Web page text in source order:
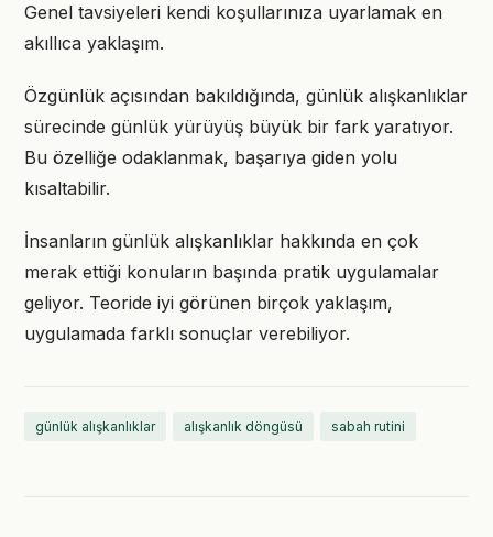
Genel tavsiyeleri kendi koşullarınıza uyarlamak en
akıllıca yaklaşım.
Özgünlük açısından bakıldığında, günlük alışkanlıklar
sürecinde günlük yürüyüş büyük bir fark yaratıyor.
Bu özelliğe odaklanmak, başarıya giden yolu
kısaltabilir.
İnsanların günlük alışkanlıklar hakkında en çok
merak ettiği konuların başında pratik uygulamalar
geliyor. Teoride iyi görünen birçok yaklaşım,
uygulamada farklı sonuçlar verebiliyor.
günlük alışkanlıklar alışkanlık döngüsü sabah rutini